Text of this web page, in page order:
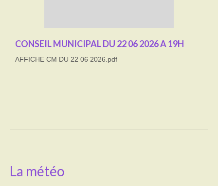
Transport
Cimetière
CONSEIL MUNICIPAL DU 22 06 2026 A 19H
AFFICHE CM DU 22 06 2026.pdf
La météo